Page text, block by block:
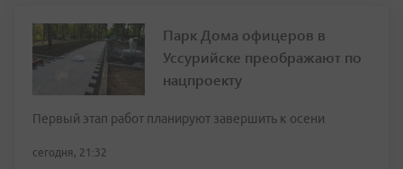
Парк Дома офицеров в
Уссурийске преображают по
нацпроекту
Первый этап работ планируют завершить к осени
сегодня, 21:32